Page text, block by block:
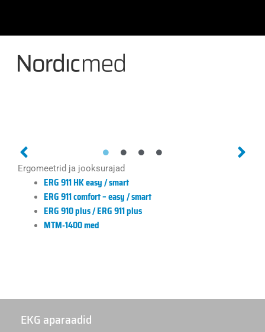
content
Ergomeetrid ja jooksurajad
ERG 911 HK easy / smart
ERG 911 comfort – easy / smart
ERG 910 plus / ERG 911 plus
MTM-1400 med
EKG aparaadid